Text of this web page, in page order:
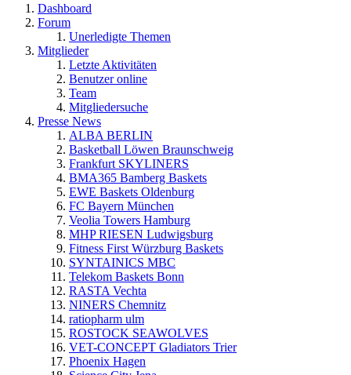
Dashboard
Forum
Unerledigte Themen
Mitglieder
Letzte Aktivitäten
Benutzer online
Team
Mitgliedersuche
Presse News
ALBA BERLIN
Basketball Löwen Braunschweig
Frankfurt SKYLINERS
BMA365 Bamberg Baskets
EWE Baskets Oldenburg
FC Bayern München
Veolia Towers Hamburg
MHP RIESEN Ludwigsburg
Fitness First Würzburg Baskets
SYNTAINICS MBC
Telekom Baskets Bonn
RASTA Vechta
NINERS Chemnitz
ratiopharm ulm
ROSTOCK SEAWOLVES
VET-CONCEPT Gladiators Trier
Phoenix Hagen